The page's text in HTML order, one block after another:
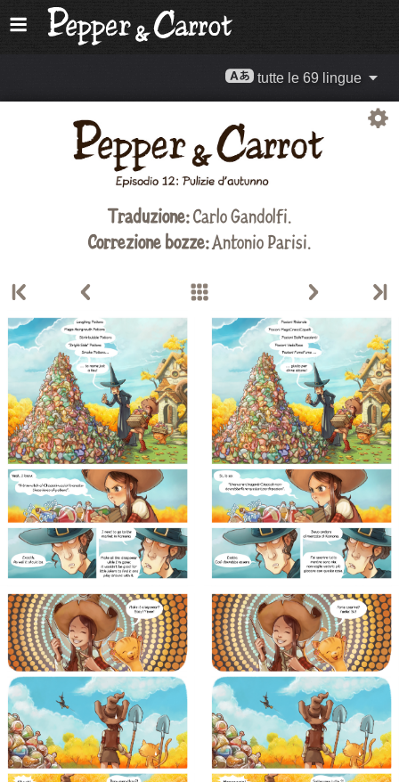
tutte le 69 lingue
Traduzione:Carlo Gandolfi.
Correzione bozze:Antonio Parisi.